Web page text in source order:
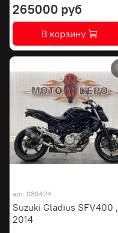
265000 руб
В корзину
арт. 038424
Suzuki Gladius SFV400 ,
2014